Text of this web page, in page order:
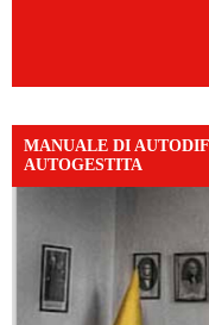
MANUALE DI
AUTOGESTITA